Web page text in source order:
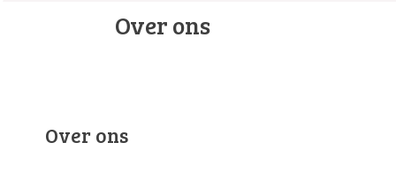
Over ons
Over ons